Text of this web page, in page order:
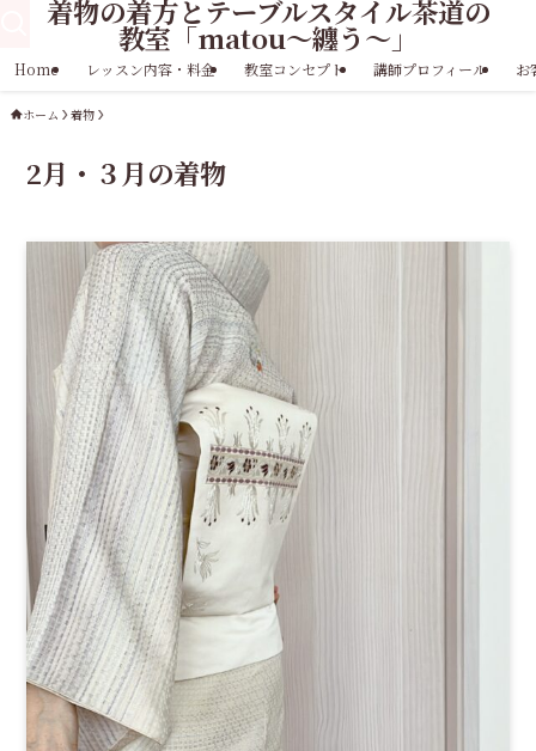
着物の着方とテーブルスタイル茶道の
教室「matou〜纏う〜」
Home レッスン内容・料金 教室コンセプト 講師プロフィール お
ホーム 着物
2月・３月の着物